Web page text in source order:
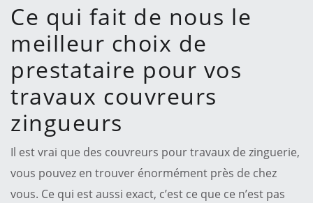
Ce qui fait de nous le
meilleur choix de
prestataire pour vos
travaux couvreurs
zingueurs
Il est vrai que des couvreurs pour travaux de zinguerie,
vous pouvez en trouver énormément près de chez
vous. Ce qui est aussi exact, c’est ce que ce n’est pas